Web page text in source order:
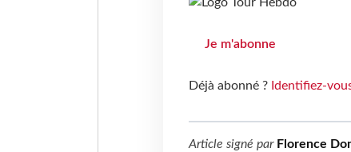
Je m'abonne
Déjà abonné ? Identifiez-
Article signé par Florence